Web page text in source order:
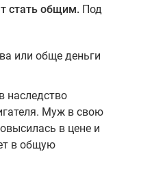
стать общим. Под
или обще деньги
наследство
Муж в свою
в цене и
в общую